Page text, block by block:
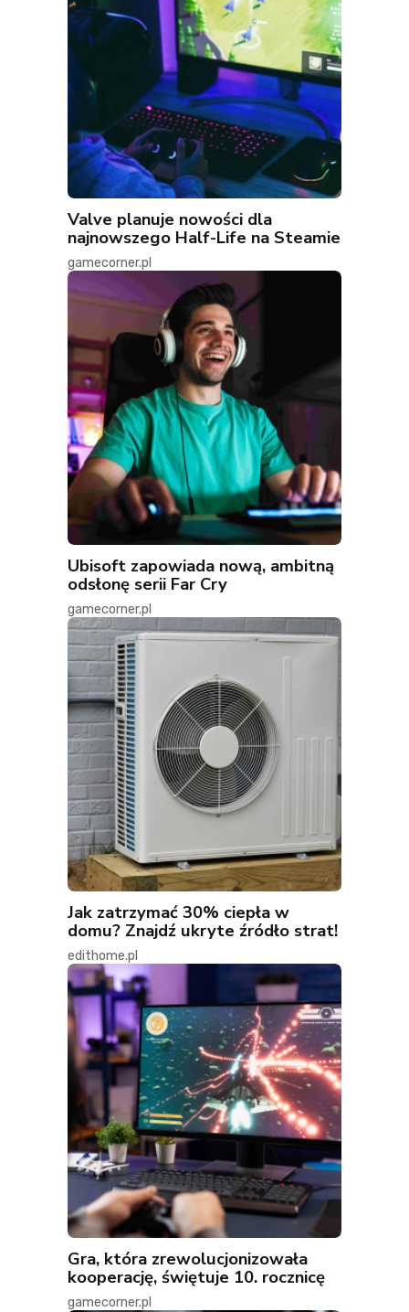
Valve planuje nowości dla
najnowszego Half-Life na Steamie
gamecorner.pl
Ubisoft zapowiada nową, ambitną
odsłonę serii Far Cry
gamecorner.pl
Jak zatrzymać 30% ciepła w
domu? Znajdź ukryte źródło strat!
edithome.pl
Gra, która zrewolucjonizowała
kooperację, świętuje 10. rocznicę
gamecorner.pl